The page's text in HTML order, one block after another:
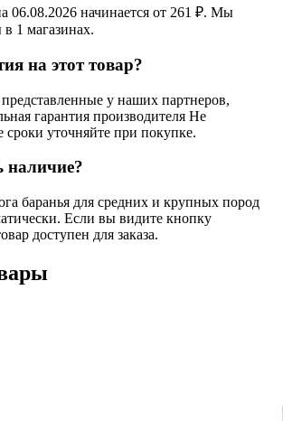
06.08.2026 начинается от 261 ₽. Мы
1 магазинах.
на этот товар?
у наших партнеров,
гарантия производителя Не
сроки уточняйте при покупке.
наличие?
баранья для средних и крупных пород
Если вы видите кнопку
доступен для заказа.